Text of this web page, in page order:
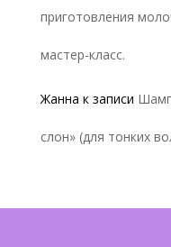
приготовления
мастер-класс.
Жанна к записи
слон» (для тонких